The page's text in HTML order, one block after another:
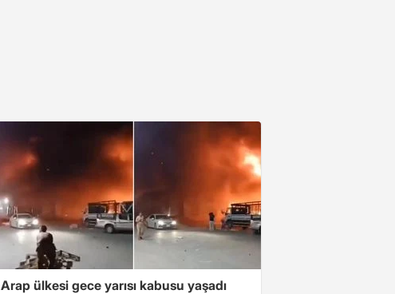
Arap ülkesi gece yarısı kabusu yaşadı